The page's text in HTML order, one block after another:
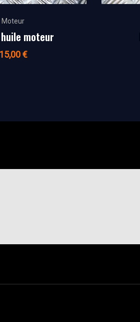
Moteur
moteur
15,00€